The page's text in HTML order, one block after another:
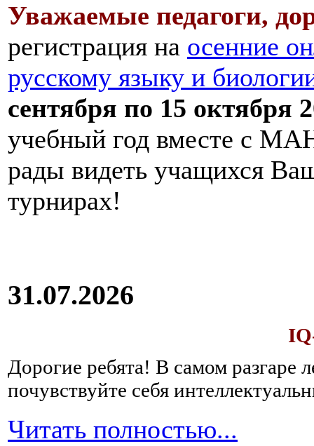
Уважаемые педагоги,
регистрация на осенние
русскому языку и
сентября по 15 октября
учебный год вместе с
рады видеть учащихся
турнирах!
31.07.2026
Дорогие ребята! В самом разгаре
почувствуйте себя
Читать полностью...